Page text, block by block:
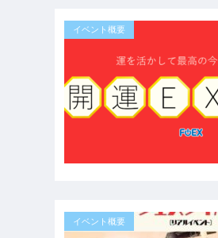
イベント概要
イベント概要